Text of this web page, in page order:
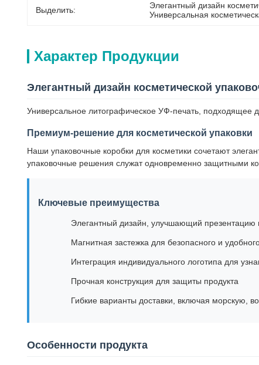
Выделить: Элегантный дизайн
Универсальная
Характер Продукции
Элегантный дизайн косметической
Универсальное литографическое УФ-печать, подходящее
Премиум-решение для косметической упаковки
Наши упаковочные коробки для косметики сочетают
упаковочные решения служат одновременно защитными
Ключевые преимущества
Элегантный дизайн, улучшающий презентацию
Магнитная застежка для безопасного и
Интеграция индивидуального логотипа для
Прочная конструкция для защиты продукта
Гибкие варианты доставки, включая морскую,
Особенности продукта